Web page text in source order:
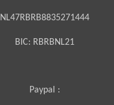
NL47RBRB8835271444
BIC: RBRBNL21
Paypal :